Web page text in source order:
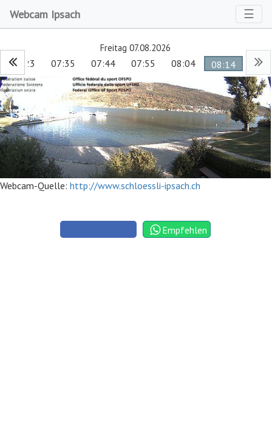
Webcam Ipsach ☰
Freitag 07.08.2026
07:23 07:35 07:44 07:55 08:04 08:14
Webcam-Quelle: http://www.schloessli-ipsach.ch
Empfehlen